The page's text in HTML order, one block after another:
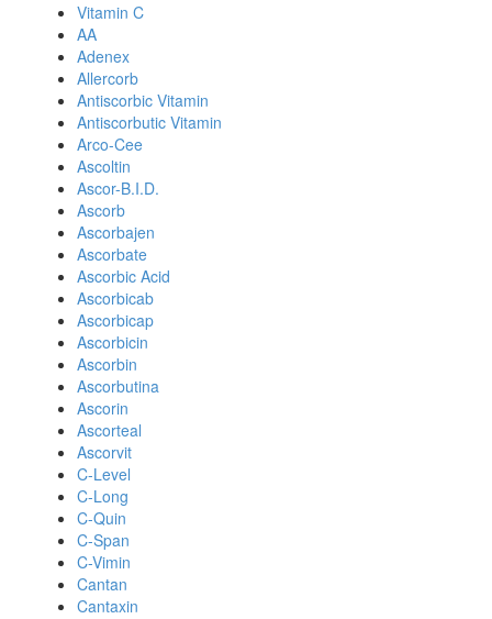
Vitamin C
AA
Adenex
Allercorb
Antiscorbic Vitamin
Antiscorbutic Vitamin
Arco-Cee
Ascoltin
Ascor-B.I.D.
Ascorb
Ascorbajen
Ascorbate
Ascorbic Acid
Ascorbicab
Ascorbicap
Ascorbicin
Ascorbin
Ascorbutina
Ascorin
Ascorteal
Ascorvit
C-Level
C-Long
C-Quin
C-Span
C-Vimin
Cantan
Cantaxin